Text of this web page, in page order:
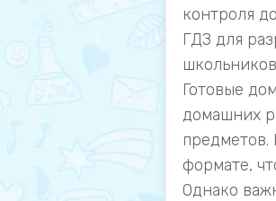
контроля
ГДЗ для
Готовые
домашних
формате,
Однако